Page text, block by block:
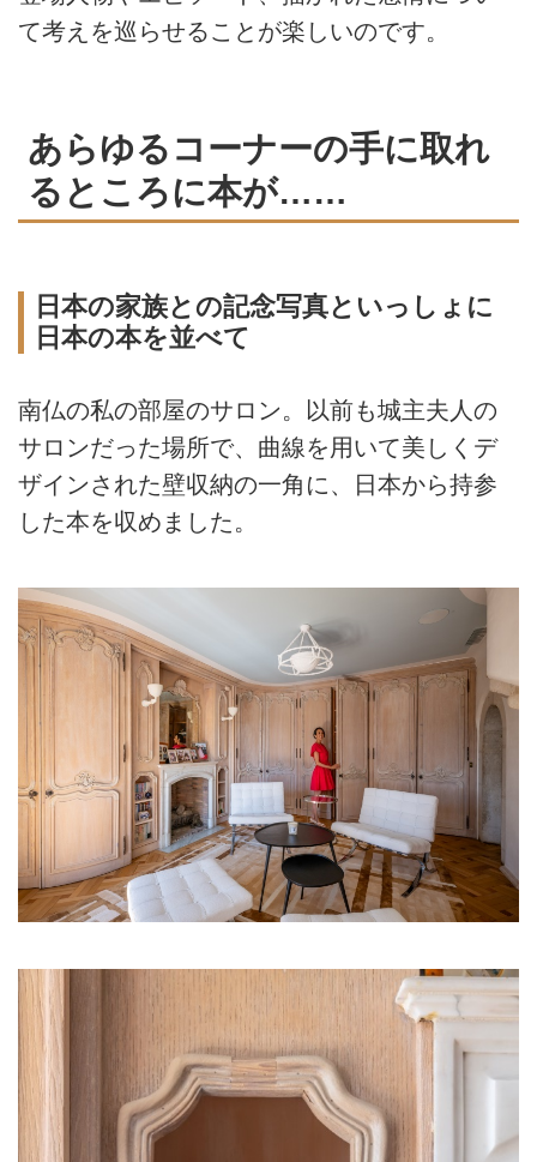
て考えを巡らせることが楽しいのです。
あらゆるコーナーの手に取れ
るところに本が……
日本の家族との記念写真といっしょに
日本の本を並べて
南仏の私の部屋のサロン。以前も城主夫人の
サロンだった場所で、曲線を用いて美しくデ
ザインされた壁収納の一角に、日本から持参
した本を収めました。